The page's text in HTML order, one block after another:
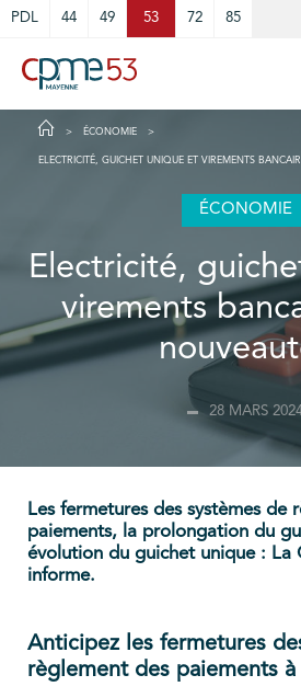
PDL 44 49 53 72 85
ÉCONOMIE
ELECTRICITÉ, GUICHET UNIQUE ET VIREMENTS
ÉCONOMIE
Electricité,
virements
28 MARS
Les fermetures des systèmes de
paiements, la prolongation du
évolution du guichet unique : La
informe.
Anticipez les fermetures
règlement des paiements à
Cookies management panel